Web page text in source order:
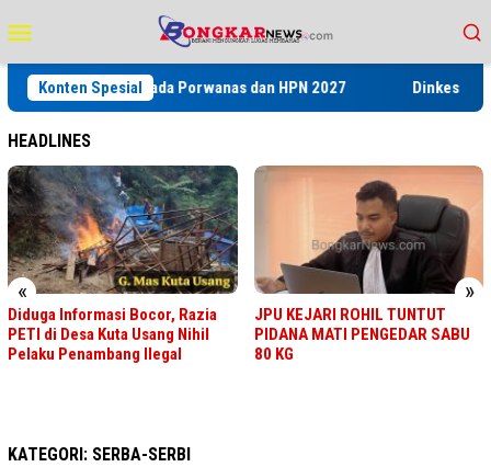
ke
kontenMobile
Konten Spesial
Sukses’ pada Porwanas dan HPN 2027 Dinkes
HEADLINES
« »
Diduga Informasi Bocor, Razia
PETI di Desa Kuta Usang Nihil
Pelaku Penambang Ilegal
JPU KEJARI ROHIL TUNTUT
PIDANA MATI PENGEDAR SABU
80 KG
KATEGORI: SERBA-SERBI